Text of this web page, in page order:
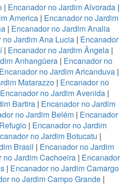
| Encanador no Jardim Alvorada |
America| Encanador no Jardim
| Encanador no Jardim Analia
no Jardim Ana Lucia| Encanador
| Encanador no Jardim Ângela|
Anhangüera | Encanador no
Encanador no Jardim Aricanduva |
Matarazzo | Encanador no
Encanador no Jardim Avenida|
Bartira| Encanador no Jardim
no Jardim Belém| Encanador
| Encanador no Jardim
no Jardim Botucatu |
Brasil | Encanador no Jardim
no Jardim Cachoeira| Encanador
| Encanador no Jardim Camargo
no Jardim Campo Grande|